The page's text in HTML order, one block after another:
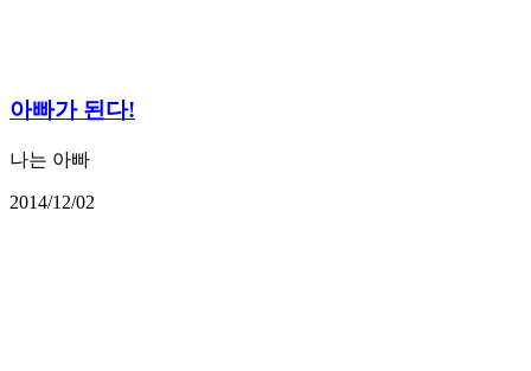
아빠가 된다!
나는 아빠
2014/12/02